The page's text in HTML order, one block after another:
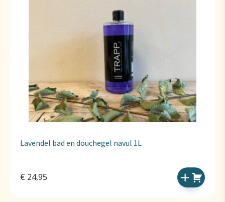
Lavendel bad en douchegel navul 1L
€ 24,95